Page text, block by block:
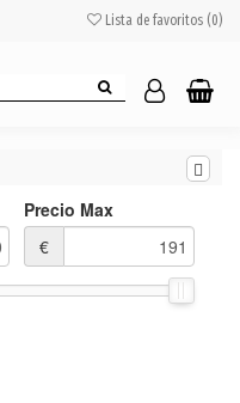
Lista de favoritos (0)
Precio Max
€